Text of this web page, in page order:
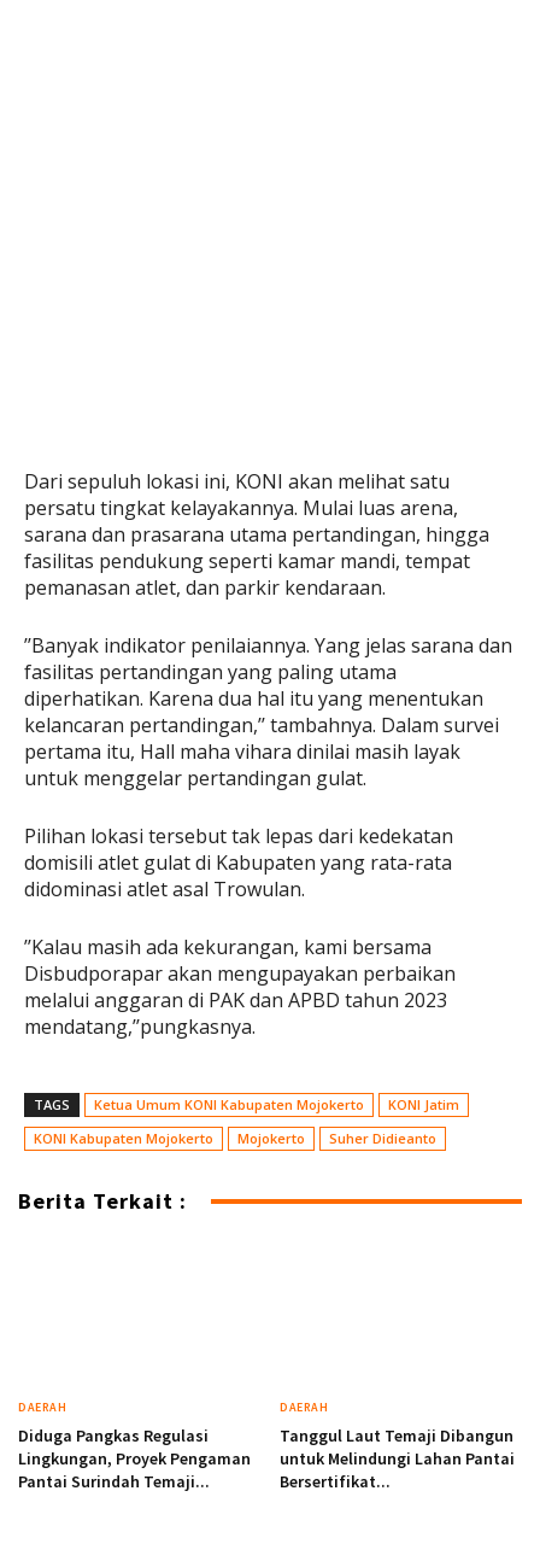
Dari sepuluh lokasi ini, KONI akan melihat satu
persatu tingkat kelayakannya. Mulai luas arena,
sarana dan prasarana utama pertandingan, hingga
fasilitas pendukung seperti kamar mandi, tempat
pemanasan atlet, dan parkir kendaraan.
’’Banyak indikator penilaiannya. Yang jelas sarana dan
fasilitas pertandingan yang paling utama
diperhatikan. Karena dua hal itu yang menentukan
kelancaran pertandingan,’’ tambahnya. Dalam survei
pertama itu, Hall maha vihara dinilai masih layak
untuk menggelar pertandingan gulat.
Pilihan lokasi tersebut tak lepas dari kedekatan
domisili atlet gulat di Kabupaten yang rata-rata
didominasi atlet asal Trowulan.
’’Kalau masih ada kekurangan, kami bersama
Disbudporapar akan mengupayakan perbaikan
melalui anggaran di PAK dan APBD tahun 2023
mendatang,’’pungkasnya.
TAGS Ketua Umum KONI Kabupaten Mojokerto
KONI Jatim
KONI Kabupaten Mojokerto
Mojokerto Suher Didieanto
Berita Terkait :
DAERAH
Diduga Pangkas Regulasi
Lingkungan, Proyek Pengaman
Pantai Surindah Temaji...
DAERAH
Tanggul Laut Temaji Dibangun
untuk Melindungi Lahan Pantai
Bersertifikat...